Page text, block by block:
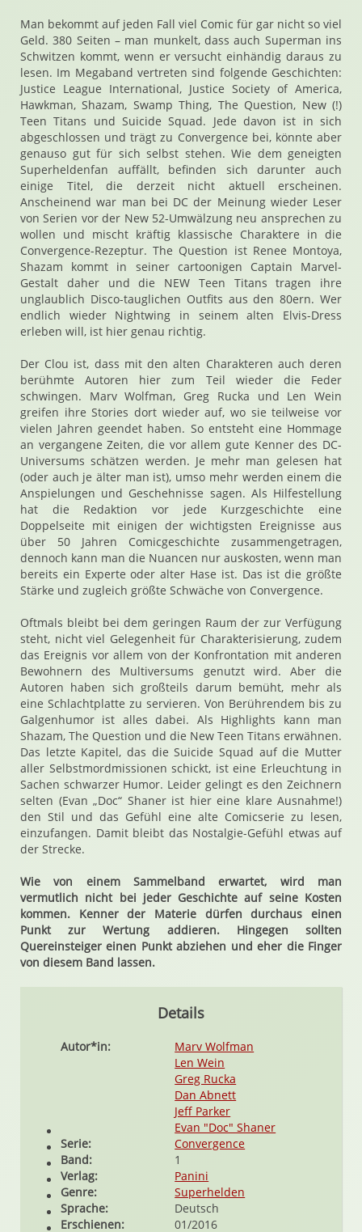
Man bekommt auf jeden Fall viel Comic für gar nicht so viel
Geld. 380 Seiten – man munkelt, dass auch Superman ins
Schwitzen kommt, wenn er versucht einhändig daraus zu
lesen. Im Megaband vertreten sind folgende Geschichten:
Justice League International, Justice Society of America,
Hawkman, Shazam, Swamp Thing, The Question, New (!)
Teen Titans und Suicide Squad. Jede davon ist in sich
abgeschlossen und trägt zu Convergence bei, könnte aber
genauso gut für sich selbst stehen. Wie dem geneigten
Superheldenfan auffällt, befinden sich darunter auch
einige Titel, die derzeit nicht aktuell erscheinen.
Anscheinend war man bei DC der Meinung wieder Leser
von Serien vor der New 52-Umwälzung neu ansprechen zu
wollen und mischt kräftig klassische Charaktere in die
Convergence-Rezeptur. The Question ist Renee Montoya,
Shazam kommt in seiner cartoonigen Captain Marvel-
Gestalt daher und die NEW Teen Titans tragen ihre
unglaublich Disco-tauglichen Outfits aus den 80ern. Wer
endlich wieder Nightwing in seinem alten Elvis-Dress
erleben will, ist hier genau richtig.
Der Clou ist, dass mit den alten Charakteren auch deren
berühmte Autoren hier zum Teil wieder die Feder
schwingen. Marv Wolfman, Greg Rucka und Len Wein
greifen ihre Stories dort wieder auf, wo sie teilweise vor
vielen Jahren geendet haben. So entsteht eine Hommage
an vergangene Zeiten, die vor allem gute Kenner des DC-
Universums schätzen werden. Je mehr man gelesen hat
(oder auch je älter man ist), umso mehr werden einem die
Anspielungen und Geschehnisse sagen. Als Hilfestellung
hat die Redaktion vor jede Kurzgeschichte eine
Doppelseite mit einigen der wichtigsten Ereignisse aus
über 50 Jahren Comicgeschichte zusammengetragen,
dennoch kann man die Nuancen nur auskosten, wenn man
bereits ein Experte oder alter Hase ist. Das ist die größte
Stärke und zugleich größte Schwäche von Convergence.
Oftmals bleibt bei dem geringen Raum der zur Verfügung
steht, nicht viel Gelegenheit für Charakterisierung, zudem
das Ereignis vor allem von der Konfrontation mit anderen
Bewohnern des Multiversums genutzt wird. Aber die
Autoren haben sich großteils darum bemüht, mehr als
eine Schlachtplatte zu servieren. Von Berührendem bis zu
Galgenhumor ist alles dabei. Als Highlights kann man
Shazam, The Question und die New Teen Titans erwähnen.
Das letzte Kapitel, das die Suicide Squad auf die Mutter
aller Selbstmordmissionen schickt, ist eine Erleuchtung in
Sachen schwarzer Humor. Leider gelingt es den Zeichnern
selten (Evan „Doc“ Shaner ist hier eine klare Ausnahme!)
den Stil und das Gefühl eine alte Comicserie zu lesen,
einzufangen. Damit bleibt das Nostalgie-Gefühl etwas auf
der Strecke.
Wie von einem Sammelband erwartet, wird man
vermutlich nicht bei jeder Geschichte auf seine Kosten
kommen. Kenner der Materie dürfen durchaus einen
Punkt zur Wertung addieren. Hingegen sollten
Quereinsteiger einen Punkt abziehen und eher die Finger
von diesem Band lassen.
Details
Autor*in:
Marv Wolfman
Len Wein
Greg Rucka
Dan Abnett
Jeff Parker
Evan "Doc" Shaner
Serie:
Convergence
Band:
1
Verlag:
Panini
Genre:
Superhelden
Sprache:
Deutsch
Erschienen:
01/2016